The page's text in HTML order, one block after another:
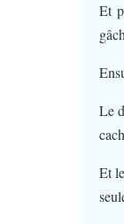
Et
Le
Et